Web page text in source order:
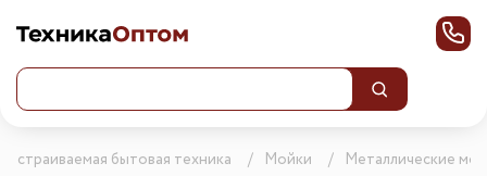
Встраиваемая бытовая техника Мойки
Металлические